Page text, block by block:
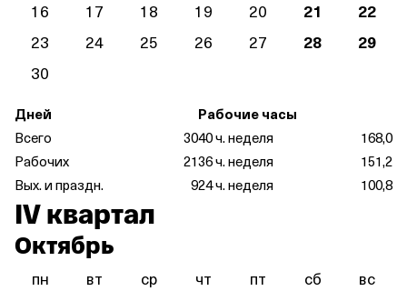
16
17 18 19 20 21
22
23
24 25 26 27 28
29
30
Дней
Всего
30
Рабочих
21
Вых. и праздн.
9
Рабочие часы
40 ч. неделя
168,0
36 ч. неделя
151,2
24 ч. неделя
100,8
IV квартал
Октябрь
пн вт ср чт пт сб
вс